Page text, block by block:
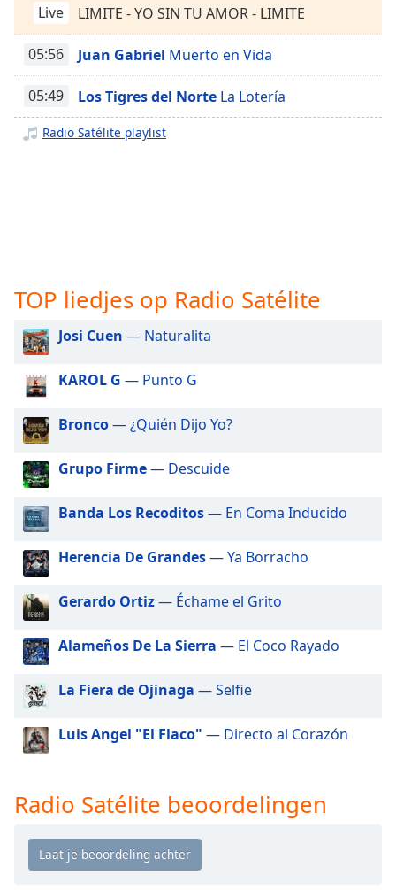
Subtitles
subtitles
settings,
opens
subtitles
settings
Picture-
in-
Fullscreen
modal
window.
Beginning
dialog
Escape
cancel
and
close
Color
Background
Live LIMITE - YO SIN TU AMOR - LIMITE
05:56 Juan Gabriel Muerto en Vida
05:49 Los Tigres del Norte La Lotería
Radio Satélite playlist
TOP liedjes op Radio Satélite
Josi Cuen — Naturalita
KAROL G — Punto G
Bronco— ¿Quién Dijo Yo?
Grupo Firme— Descuide
Banda Los Recoditos— En Coma Inducido
Herencia De Grandes— Ya Borracho
Gerardo Ortiz— Échame el Grito
Alameños De La Sierra — El Coco Rayado
La Fiera de Ojinaga — Selfie
Luis Angel "El Flaco" — Directo al Corazón
Radio Satélite beoordelingen